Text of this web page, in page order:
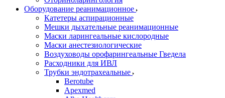
Оборудование реанимационное
Катетеры аспирационные
Мешки дыхательные реанимационные
Маски ларингеальные кислородные
Маски анестезиологические
Воздуховоды орофарингеальные Гведела
Расходники для ИВЛ
Трубки эндотрахеальные
Berotube
Apexmed